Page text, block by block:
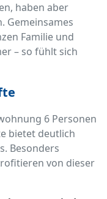
haben aber
Gemeinsames
Familie und
– so fühlt sich
6 Personen
bietet deutlich
Besonders
von dieser